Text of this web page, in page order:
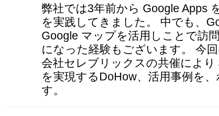
弊社では3年前から Google Apps
を実践してきました。 中でも、
Google マップを活用しことで訪
になった経験もございます。 今
会社セレブリックスの共催によ
を実現するDoHow、活用事例を
す。